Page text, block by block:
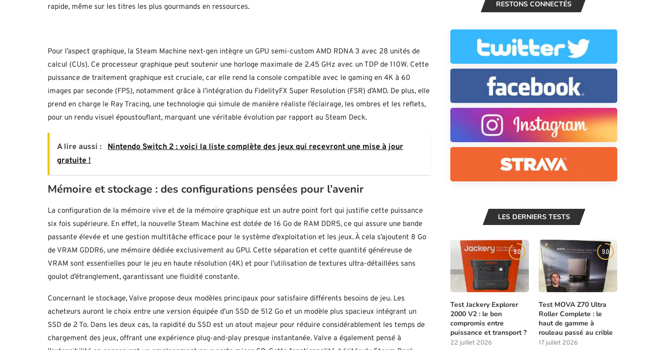
rapide, même sur les titres les plus gourmands en ressources.
Pour l’aspect graphique, la Steam Machine next-gen intègre un GPU semi-custom AMD RDNA 3 avec 28 unités de
calcul (CUs). Ce processeur graphique peut soutenir une horloge maximale de 2.45 GHz avec un TDP de 110W. Cette
puissance de traitement graphique est cruciale, car elle rend la console compatible avec le gaming en 4K à 60
images par seconde (FPS), notamment grâce à l’intégration du FidelityFX Super Resolution (FSR) d’AMD. De plus, elle
prend en charge le Ray Tracing, une technologie qui simule de manière réaliste l’éclairage, les ombres et les reflets,
pour un rendu visuel époustouflant, marquant une véritable évolution par rapport au Steam Deck.
A lire aussi : Nintendo Switch 2 : voici la liste complète des jeux qui recevront une mise à jour
gratuite !
Mémoire et stockage : des configurations pensées pour l’avenir
La configuration de la mémoire vive et de la mémoire graphique est un autre point fort qui justifie cette puissance
six fois supérieure. En effet, la nouvelle Steam Machine est dotée de 16 Go de RAM DDR5, ce qui assure une bande
passante élevée et une gestion multitâche efficace pour le système d’exploitation et les jeux. À cela s’ajoutent 8 Go
de VRAM GDDR6, une mémoire dédiée exclusivement au GPU. Cette séparation et cette quantité généreuse de
VRAM sont essentielles pour le jeu en haute résolution (4K) et pour l’utilisation de textures ultra-détaillées sans
goulot d’étranglement, garantissant une fluidité constante.
Concernant le stockage, Valve propose deux modèles principaux pour satisfaire différents besoins de jeu. Les
acheteurs auront le choix entre une version équipée d’un SSD de 512 Go et un modèle plus spacieux intégrant un
SSD de 2 To. Dans les deux cas, la rapidité du SSD est un atout majeur pour réduire considérablement les temps de
chargement des jeux, offrant une expérience plug-and-play presque instantanée. Valve a également pensé à
RESTONS CONNECTÉS
LES DERNIERS TESTS
9.0
Test Jackery Explorer
2000 V2 : le bon
compromis entre
puissance et transport ?
22 juillet 2026
9.0
Test MOVA Z70 Ultra
Roller Complete : le
haut de gamme à
rouleau passé au crible
17 juillet 2026